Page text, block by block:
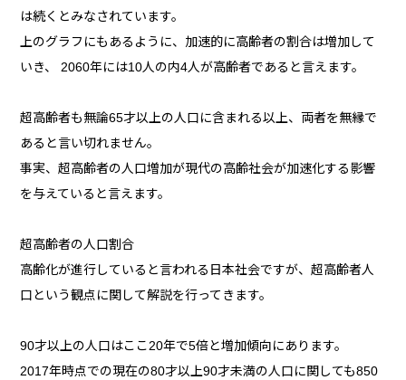
は続くとみなされています。
上のグラフにもあるように、加速的に高齢者の割合は増加して
いき、 2060年には10人の内4人が高齢者であると言えます。
超高齢者も無論65才以上の人口に含まれる以上、両者を無縁で
あると言い切れません。
事実、超高齢者の人口増加が現代の高齢社会が加速化する影響
を与えていると言えます。
超高齢者の人口割合
高齢化が進行していると言われる日本社会ですが、超高齢者人
口という観点に関して解説を行ってきます。
90才以上の人口はここ20年で5倍と増加傾向にあります。
2017年時点での現在の80才以上90才未満の人口に関しても850